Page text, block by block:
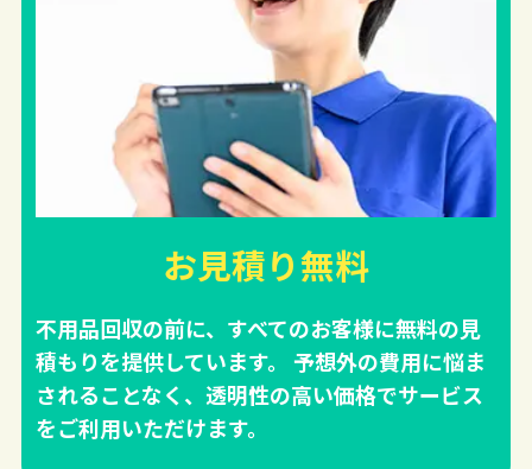
お見積り無料
不用品回収の前に、すべてのお客様に無料の見
積もりを提供しています。 予想外の費用に悩ま
されることなく、透明性の高い価格でサービス
をご利用いただけます。